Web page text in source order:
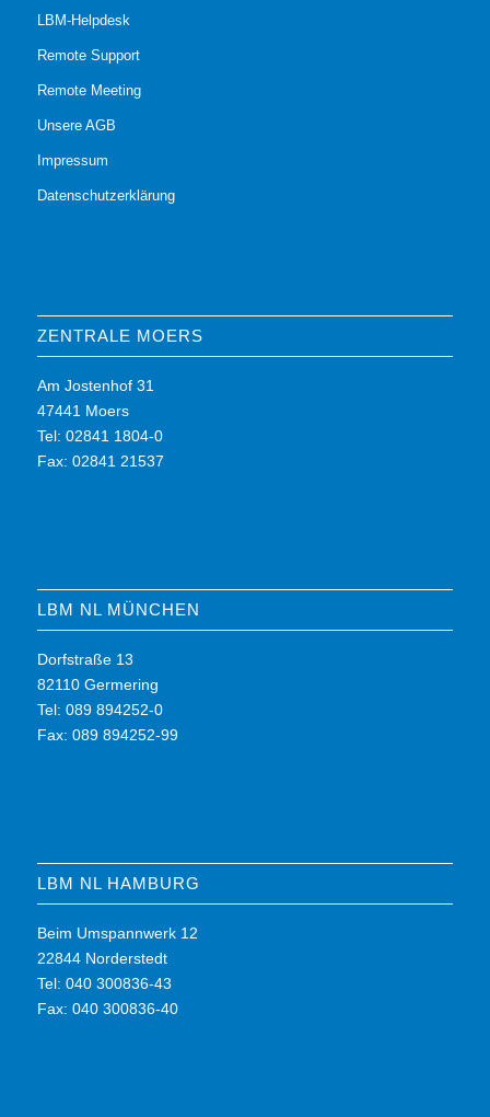
LBM-Helpdesk
Remote Support
Remote Meeting
Unsere AGB
Impressum
Datenschutzerklärung
ZENTRALE MOERS
Am Jostenhof 31
47441 Moers
Tel: 02841 1804-0
Fax: 02841 21537
LBM NL MÜNCHEN
Dorfstraße 13
82110 Germering
Tel: 089 894252-0
Fax: 089 894252-99
LBM NL HAMBURG
Beim Umspannwerk 12
22844 Norderstedt
Tel: 040 300836-43
Fax: 040 300836-40